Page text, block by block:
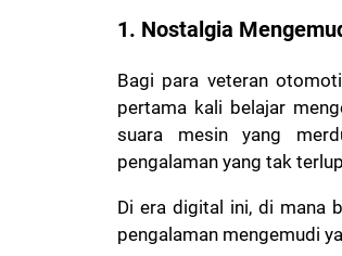
1. Nostalgia
Bagi para veteran
pertama kali belajar
suara mesin yang
pengalaman yang tak
Di era digital ini, di mana
pengalaman mengemudi